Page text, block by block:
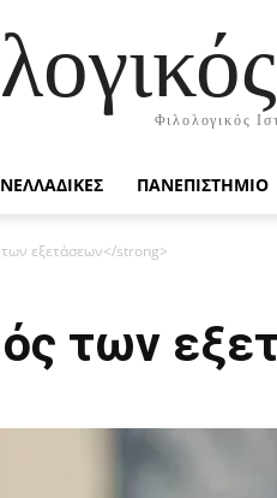
Φιλολογικός
ΠΑΝΕΠΙΣΤΗΜΙΟ
εξετάσεων</strong>
των